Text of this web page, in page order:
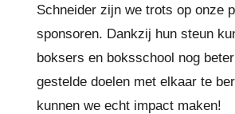
Schneider zijn we trots op onze
sponsoren. Dankzij hun steun
boksers en boksschool nog
gestelde doelen met elkaar te
kunnen we echt impact maken!